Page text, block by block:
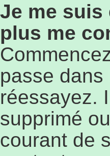
Je me suis
plus me
passe dans
réessayez.
supprimé
courant de